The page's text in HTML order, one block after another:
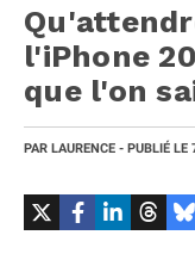
l'iPhone
que l'on
PAR LAURENCE - PUBLIÉ LE